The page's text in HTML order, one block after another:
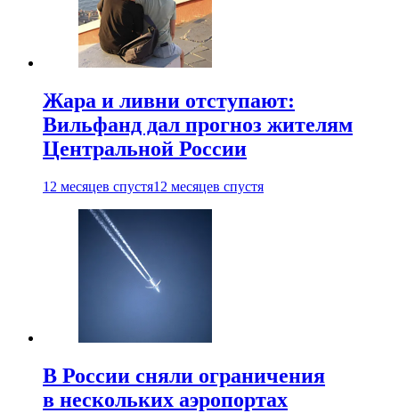
Жара и ливни отступают:
Вильфанд дал прогноз жителям
Центральной России
12 месяцев спустя12 месяцев спустя
В России сняли ограничения
в нескольких аэропортах